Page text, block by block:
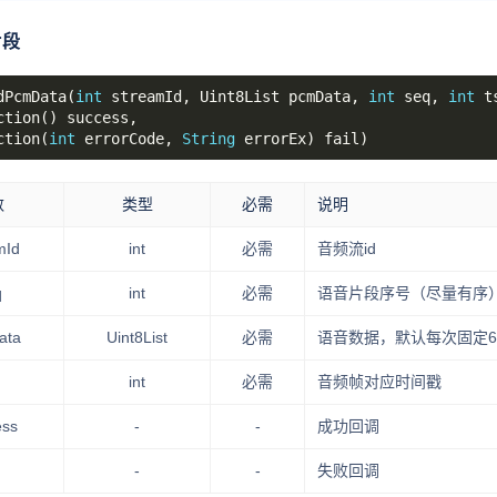
int streamId, Uint8List pcmData, int seq, int
int errorCode, String
类型 必需 说明
int 必需 音频流id
int 必需 语音片段序号（尽量有序）
Uint8List 必需 语音数据，默认每次固定
int 必需 音频帧对应时间戳
- - 成功回调
- - 失败回调